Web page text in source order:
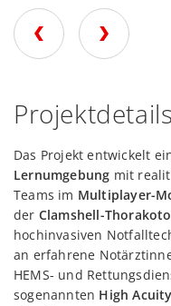
Projektdetails
Das Projekt entwickelt
Lernumgebung mit
Teams im Multiplayer-
der Clamshell-
hochinvasiven
an erfahrene
HEMS- und
sogenannten High